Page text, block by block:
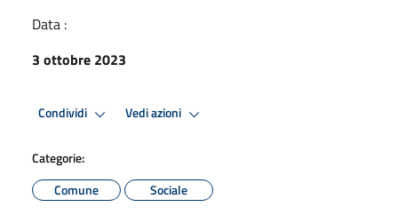
Data :
3 ottobre 2023
Condividi Vedi azioni
Categorie:
Comune
Sociale